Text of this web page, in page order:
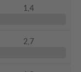
1,4
2,7